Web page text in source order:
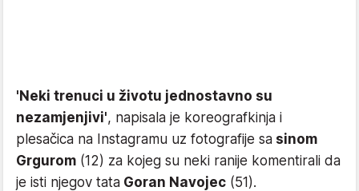
'Neki trenuci u životu jednostavno su
nezamjenjivi', napisala je koreografkinja i
plesačica na Instagramu uz fotografije sa sinom
Grgurom (12) za kojeg su neki ranije komentirali da
je isti njegov tata Goran Navojec (51).